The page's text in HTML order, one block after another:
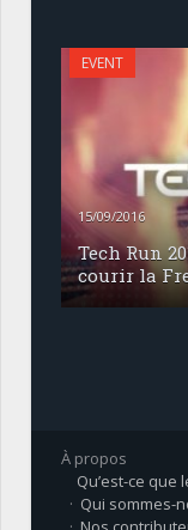
EVENT
15/09/2016
Tech Run
courir la
À propos
Qu’est-ce que
Qui sommes-